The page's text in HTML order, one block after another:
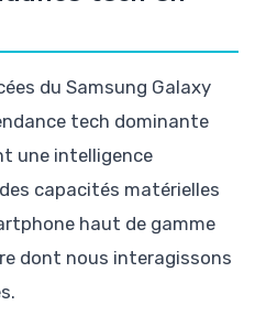
du Samsung Galaxy
tech dominante
une intelligence
capacités matérielles
haut de gamme
dont nous interagissons